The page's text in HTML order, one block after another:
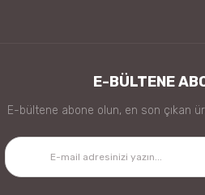
E-BÜLTENE
E-bültene abone olun, en son çıkan